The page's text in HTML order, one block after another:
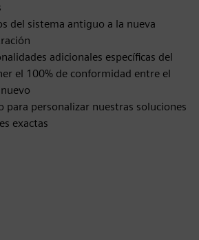
del sistema antiguo a la nueva
adicionales específicas del
el 100% de conformidad entre el
para personalizar nuestras soluciones
exactas